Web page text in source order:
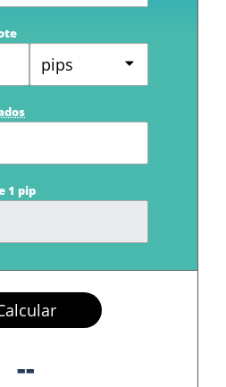
pips
1 pip
--